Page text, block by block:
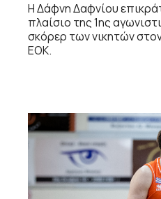
Η Δάφνη Δαφνίου
πλαίσιο της 1ης
σκόρερ των νικητών
ΕΟΚ.